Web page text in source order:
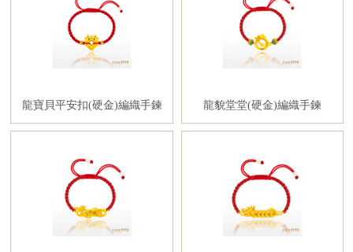
龍寶貝平安扣(硬金)編織手鍊 龍貌堂堂(硬金)編織手鍊